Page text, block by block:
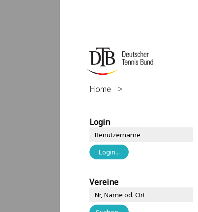
Home >
Login
Vereine